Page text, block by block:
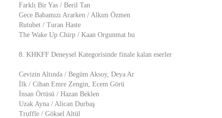
Farklı Bir Yas / Beril Tan
Gece Babamızı Ararken / Alkım Özmen
Rutubet / Turan Haste
The Wake Up Chirp / Kaan Orgunmat bu
8. KHKFF Deneysel Kategorisinde finale kalan eserler
Cevizin Altında / Begüm Aksoy, Deya Ar
İlk / Cihan Emre Zengin, Ecem Görü
İnsan Örtüsü / Hazan Beklen
Uzak Ayna / Alican Durbaş
Truffle / Göksel Altül